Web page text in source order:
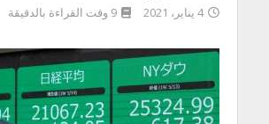
4 يناير، 2021 9 وقت القراءة بالدقيقة